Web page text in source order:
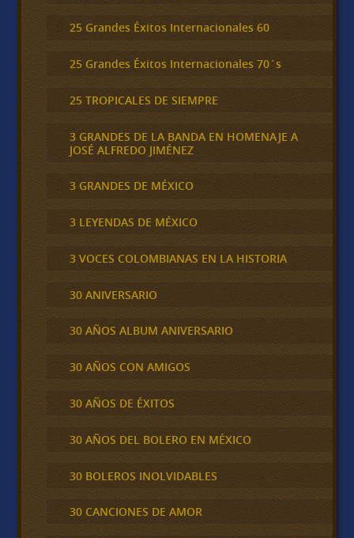
25 Grandes Éxitos Internacionales 60
25 Grandes Éxitos Internacionales 70´s
25 TROPICALES DE SIEMPRE
3 GRANDES DE LA BANDA EN HOMENAJE A
JOSÉ ALFREDO JIMÉNEZ
3 GRANDES DE MÉXICO
3 LEYENDAS DE MÉXICO
3 VOCES COLOMBIANAS EN LA HISTORIA
30 ANIVERSARIO
30 AÑOS ALBUM ANIVERSARIO
30 AÑOS CON AMIGOS
30 AÑOS DE ÉXITOS
30 AÑOS DEL BOLERO EN MÉXICO
30 BOLEROS INOLVIDABLES
30 CANCIONES DE AMOR